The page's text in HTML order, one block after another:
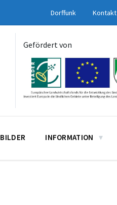
Dorffunk Kontakt
Gefördert von
BILDER INFORMATION